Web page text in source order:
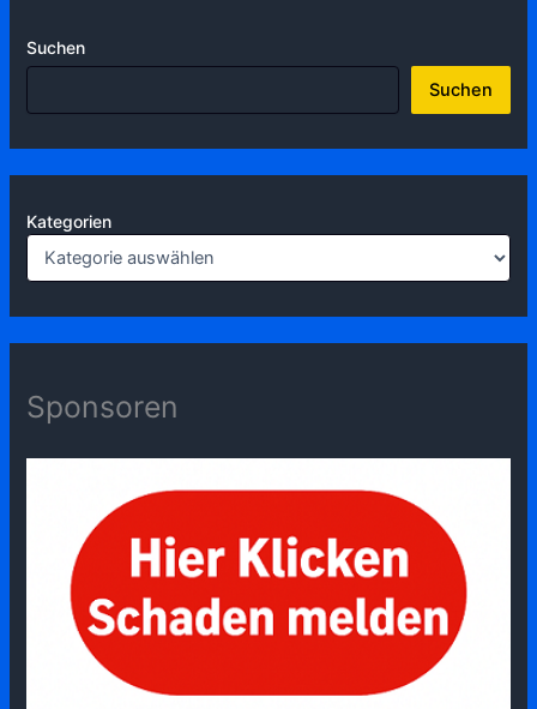
Suchen
Suchen
Kategorien
Sponsoren